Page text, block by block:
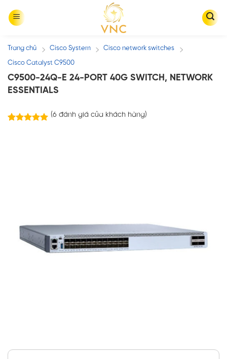
Trang chủ / Cisco System / Cisco network switches /
Cisco Catalyst C9500
C9500-24Q-E 24-PORT 40G SWITCH, NETWORK
ESSENTIALS
(6đánh giá của khách hàng)